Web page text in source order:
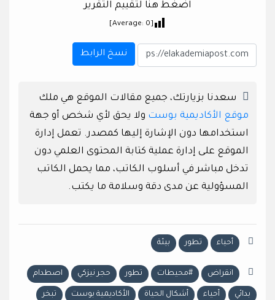
اضغط هنا لتقييم التقرير
[Average:
0
]
نسخ الرابط
سعدنا بزيارتك، جميع مقالات الموقع هي ملك
موقع الأكاديمية بوست ولا يحق لأي شخص أو جهة
استخدامها دون الإشارة إليها كمصدر. تعمل إدارة
الموقع على إدارة عملية كتابة المحتوى العلمي دون
تدخل مباشر في أسلوب الكاتب، مما يحمل الكاتب
المسؤولية عن مدى دقة وسلامة ما يكتب.
أحياء تطور بيئة
انقراض #محيطات تطور حجر نيزكي اصطدام
بدائي أحياء أشكال الحياة الأكاديمية بوست تبخر